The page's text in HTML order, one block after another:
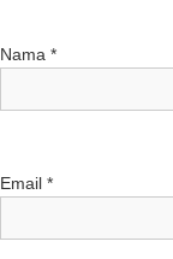
Nama *
Email *